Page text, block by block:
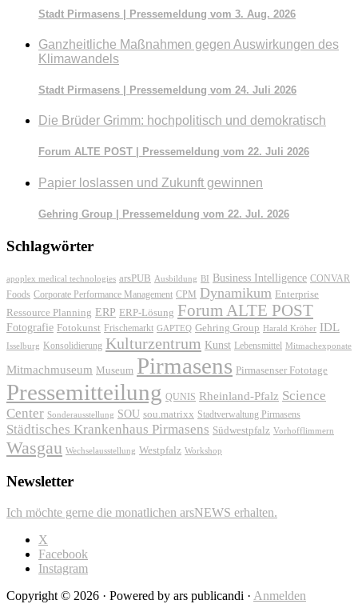
Stadt Pirmasens | Pressemeldung vom 3. Aug. 2026
Ganzheitliche Maßnahmen gegen Auswirkungen des
Klimawandels
Stadt Pirmasens | Pressemeldung vom 24. Juli 2026
Die Brüder Grimm: hochpolitisch und demokratisch
Forum ALTE POST | Pressemeldung vom 22. Juli 2026
Papier loslassen und Zukunft gewinnen
Gehring Group | Pressemeldung vom 22. Jul. 2026
Schlagwörter
apoplex medical technologies arsPUB Ausbildung BI Business Intelligence CONVAR
Foods Corporate Performance Management CPM Dynamikum Enterprise
Ressource Planning ERP ERP-Lösung Forum ALTE POST
Fotografie Fotokunst Frischemarkt GAPTEQ Gehring Group Harald Kröher IDL
Isselburg Konsolidierung Kulturzentrum Kunst Lebensmittel Mitmachexponate
Mitmachmuseum Museum Pirmasens Pirmasenser Fototage
Pressemitteilung QUNIS Rheinland-Pfalz Science
Center Sonderausstellung SOU sou.matrixx Stadtverwaltung Pirmasens
Städtisches Krankenhaus Pirmasens Südwestpfalz Vorhofflimmern
Wasgau Wechselausstellung Westpfalz Workshop
Newsletter
Ich möchte gerne die monatlichen arsNEWS erhalten.
X
Facebook
Instagram
Copyright © 2026 · Powered by ars publicandi · Anmelden